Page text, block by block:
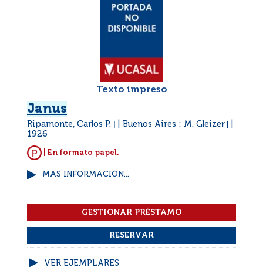
Texto impreso
Janus
Ripamonte, Carlos P. Buenos Aires : M. Gleizer
1926
| En formato papel.
MÁS INFORMACIÓN...
VER EJEMPLARES